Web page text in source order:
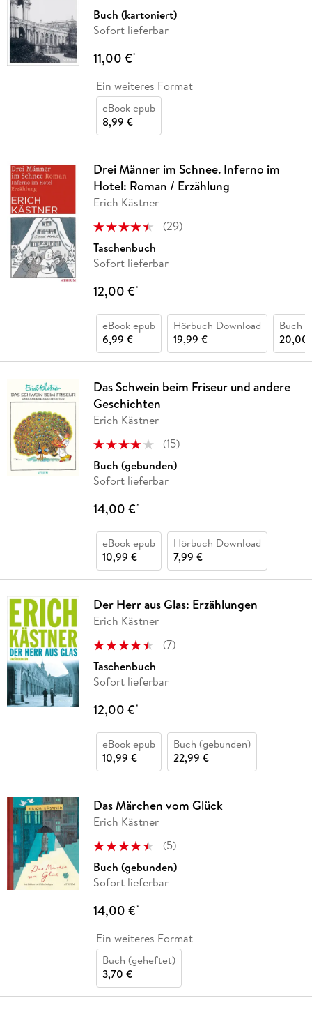
Buch (kartoniert)
Sofort lieferbar
11,00 €*
Ein weiteres Format
eBook epub
8,99 €
Drei Männer im Schnee. Inferno im
Hotel: Roman / Erzählung
Erich Kästner
(29)
Taschenbuch
Sofort lieferbar
12,00 €*
eBook epub
6,99 €
Hörbuch Download
19,99 €
Buch
20,00
Das Schwein beim Friseur und andere
Geschichten
Erich Kästner
(15)
Buch (gebunden)
Sofort lieferbar
14,00 €*
eBook epub
10,99 €
Hörbuch Download
7,99 €
Der Herr aus Glas: Erzählungen
Erich Kästner
(7)
Taschenbuch
Sofort lieferbar
12,00 €*
eBook epub
10,99 €
Buch (gebunden)
22,99 €
Das Märchen vom Glück
Erich Kästner
(5)
Buch (gebunden)
Sofort lieferbar
14,00 €*
Ein weiteres Format
Buch (geheftet)
3,70 €